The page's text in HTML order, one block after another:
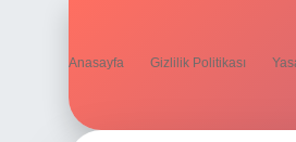
Anasayfa Gizlilik Politikası